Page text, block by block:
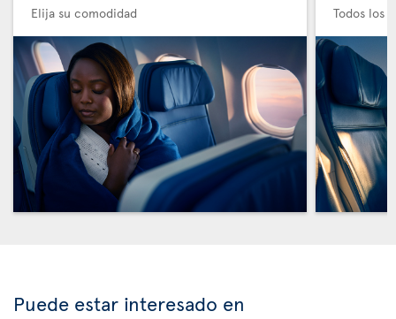
Elija su comodidad Todos los
Puede estar interesado en